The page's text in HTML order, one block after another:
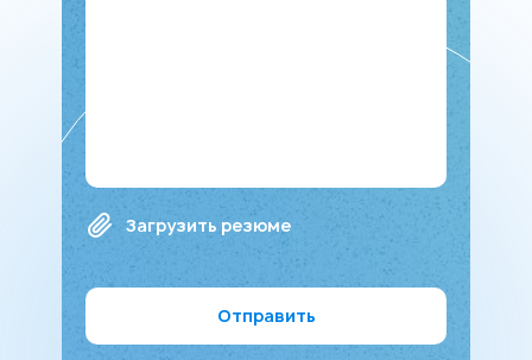
Загрузить резюме
Отправить